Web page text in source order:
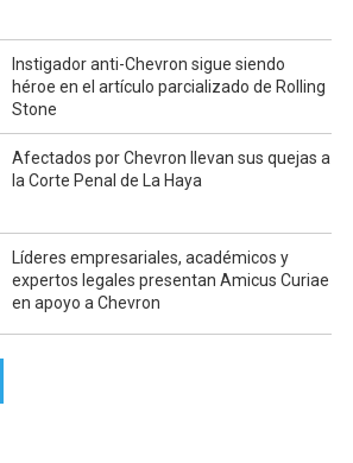
Instigador anti-Chevron sigue siendo
héroe en el artículo parcializado de Rolling
Stone
Afectados por Chevron llevan sus quejas a
la Corte Penal de La Haya
Líderes empresariales, académicos y
expertos legales presentan Amicus Curiae
en apoyo a Chevron